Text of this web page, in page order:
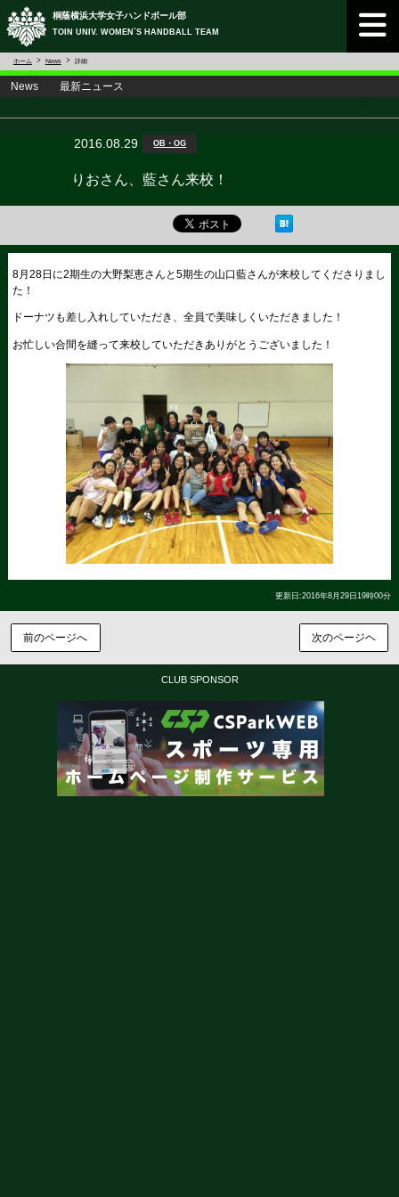
桐蔭横浜大学女子ハンドボール部
TOIN UNIV. WOMEN`S HANDBALL TEAM
ホーム News 詳細
News 最新ニュース
2016.08.29 OB・OG
りおさん、藍さん来校！
8月28日に2期生の大野梨恵さんと5期生の山口藍さんが来校してくださりまし
た！
ドーナツも差し入れしていただき、全員で美味しくいただきました！
お忙しい合間を縫って来校していただきありがとうございました！
更新日:2016年8月29日19時00分
前のページへ 次のページヘ
CLUB SPONSOR